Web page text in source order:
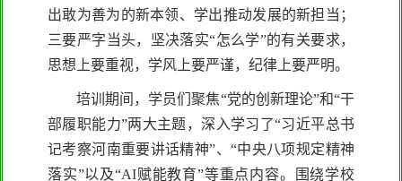
出敢为善为的新本领、学出推动发展的新担当；
三要严字当头，坚决落实“怎么学”的有关要求，
思想上要重视，学风上要严谨，纪律上要严明。
培训期间，学员们聚焦“党的创新理论”和“干
部履职能力”两大主题，深入学习了“习近平总书
记考察河南重要讲话精神”、“中央八项规定精神
落实”以及“AI赋能教育”等重点内容。围绕学校